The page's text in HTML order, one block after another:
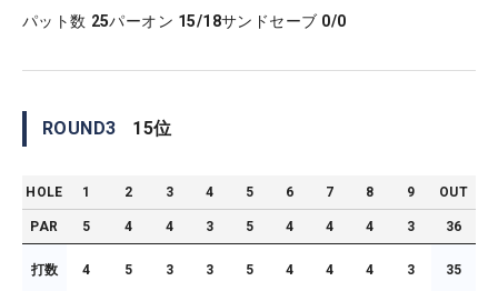
パット数 25パーオン 15/18サンドセーブ 0/0
ROUND3 15位
HOLE 1 2 3 4 5 6 7 8 9 OUT
PAR 5 4 4 3 5 4 4 4 3 36
打数 4 5 3 3 5 4 4 4 3 35